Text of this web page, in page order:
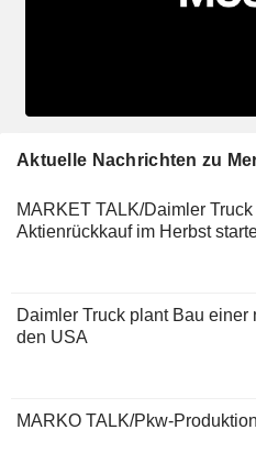
Aktuelle Nachrichten zu
MARKET TALK/Daimler
Aktienrückkauf im Herbst
Daimler Truck plant Bau
den USA
MARKO TALK/Pkw-